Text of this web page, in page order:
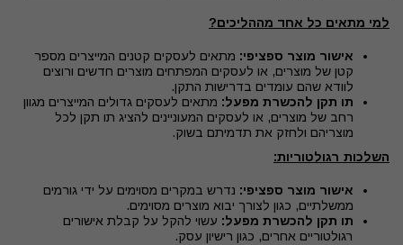
למי מתאים כל אחד מההליכים?
אישור מוצר ספציפי: מתאים לעסקים קטנים המייצרים מספר
קטן של מוצרים, או לעסקים המפתחים מוצרים חדשים ורוצים
לוודא שהם עומדים בדרישות התקן.
תו תקן להכשרת מפעל: מתאים לעסקים גדולים המייצרים מגוון
רחב של מוצרים, או לעסקים המעוניינים להציג תו תקן לכל
מוצריהם ולחזק את תדמיתם בשוק.
השלכות רגולטוריות:
אישור מוצר ספציפי: נדרש במקרים מסוימים על ידי גורמים
ממשלתיים, כגון לצורך יבוא מוצרים מסוימים.
תו תקן להכשרת מפעל: עשוי להקל על קבלת אישורים
רגולטוריים אחרים, כגון רישיון עסק.